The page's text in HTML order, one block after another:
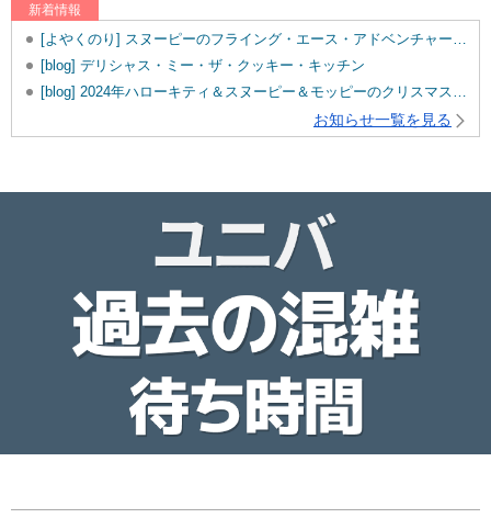
新着情報
[よやくのり] スヌーピーのフライング・エース・アドベンチャーを追加しました。
[blog] デリシャス・ミー・ザ・クッキー・キッチン
[blog] 2024年ハローキティ＆スヌーピー＆モッピーのクリスマスグッズ♡
お知らせ一覧を見る